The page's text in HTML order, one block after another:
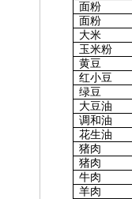
面粉
面粉
大米
玉米粉
黄豆
红小豆
绿豆
大豆油
调和油
花生油
猪肉
猪肉
牛肉
羊肉